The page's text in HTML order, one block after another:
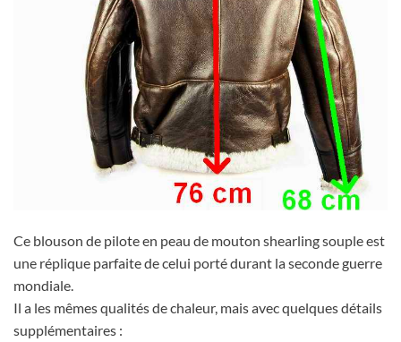
Ce blouson de pilote en peau de mouton shearling souple est
une réplique parfaite de celui porté durant la seconde guerre
mondiale.
Il a les mêmes qualités de chaleur, mais avec quelques détails
supplémentaires :